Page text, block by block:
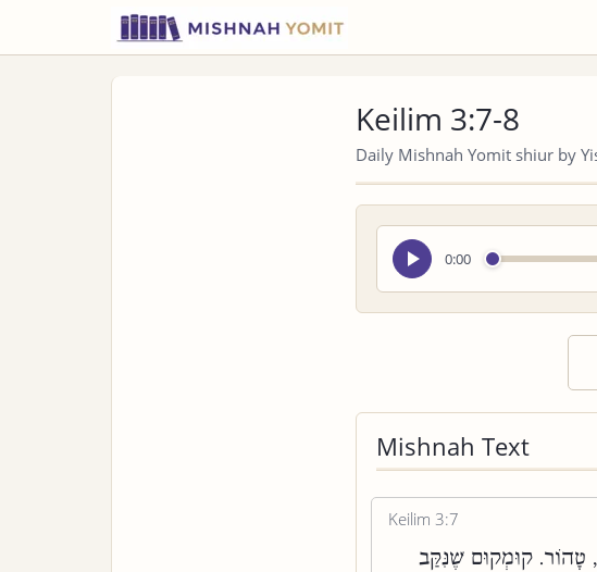
Keilim 3:7-8
Daily Mishnah Yomit shiur by
0:00
Seek
audio
Mishnah Text
Keilim 3:7
טָהוֹר. קוּמְקוּם שֶׁנִּקַּב